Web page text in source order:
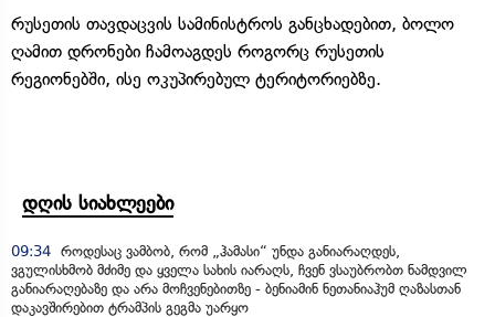
რუსეთის თავდაცვის სამინისტროს განცხადებით, ბოლო
ღამით დრონები ჩამოაგდეს როგორც რუსეთის
რეგიონებში, ისე ოკუპირებულ ტერიტორიებზე.
დღის სიახლეები
09:34 როდესაც ვამბობ, რომ „ჰამასი“ უნდა განიარაღდეს,
ვგულისხმობ მძიმე და ყველა სახის იარაღს, ჩვენ ვსაუბრობთ ნამდვილ
განიარაღებაზე და არა მოჩვენებითზე - ბენიამინ ნეთანიაჰუმ ღაზასთან
დაკავშირებით ტრამპის გეგმა უარყო